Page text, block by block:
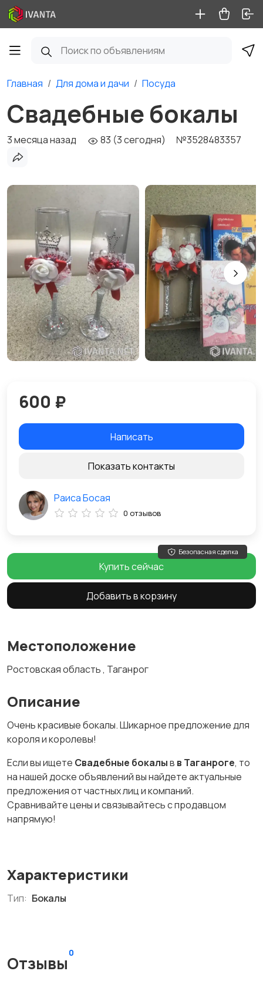
Главная Для дома и дачи Посуда
Свадебные бокалы
3 месяца назад 83 (3 сегодня) №3528483357
Местоположение
Ростовская область , Таганрог
Описание
Очень красивые бокалы. Шикарное предложение для
короля и королевы!
Если вы ищете Свадебные бокалыв в Таганроге, то
на нашей доске объявлений вы найдете актуальные
предложения от частных лиц и компаний.
Сравнивайте цены и связывайтесь с продавцом
напрямую!
Характеристики
Тип: Бокалы
Отзывы
0
600 ₽
Написать
Показать контакты
Раиса Босая
0 отзывов
Безопасная сделка
Купить сейчас
Добавить в корзину